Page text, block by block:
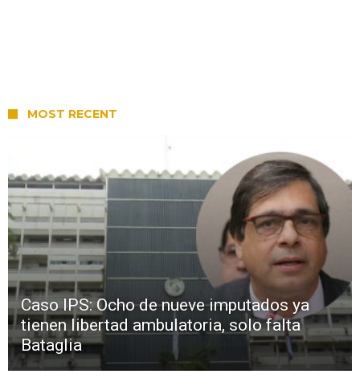
MOST RECENT
Caso IPS: Ocho de nueve imputados ya
tienen libertad ambulatoria, solo falta
Bataglia